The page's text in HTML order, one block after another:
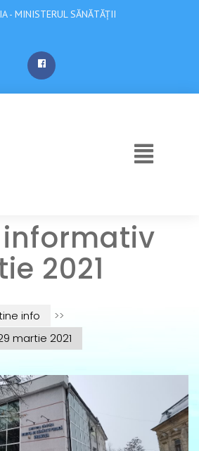
- MINISTERUL SĂNĂTĂȚII
2021
info
>>
martie 2021